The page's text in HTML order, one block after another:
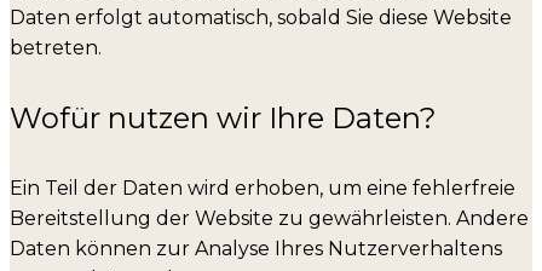
Daten erfolgt automatisch, sobald Sie diese Website
betreten.
Wofür nutzen wir Ihre Daten?
Ein Teil der Daten wird erhoben, um eine fehlerfreie
Bereitstellung der Website zu gewährleisten. Andere
Daten können zur Analyse Ihres Nutzerverhaltens